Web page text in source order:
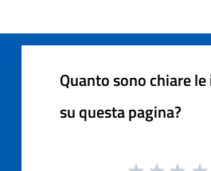
Quanto sono chiare
su questa pagina?